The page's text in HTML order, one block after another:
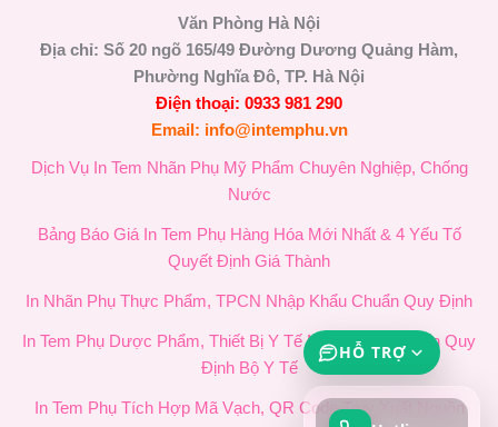
Văn Phòng Hà Nội
Địa chỉ: Số 20 ngõ 165/49 Đường Dương Quảng Hàm,
Phường Nghĩa Đô, TP. Hà Nội
Điện thoại: 0933 981 290
Email: info@intemphu.vn
Dịch Vụ In Tem Nhãn Phụ Mỹ Phẩm Chuyên Nghiệp, Chống
Nước
Bảng Báo Giá In Tem Phụ Hàng Hóa Mới Nhất & 4 Yếu Tố
Quyết Định Giá Thành
In Nhãn Phụ Thực Phẩm, TPCN Nhập Khẩu Chuẩn Quy Định
In Tem Phụ Dược Phẩm, Thiết Bị Y Tế Nhập Khẩu Chuẩn Quy
Định Bộ Y Tế
In Tem Phụ Tích Hợp Mã Vạch, QR Code Truy Xuất Nguồn
HỖ TRỢ